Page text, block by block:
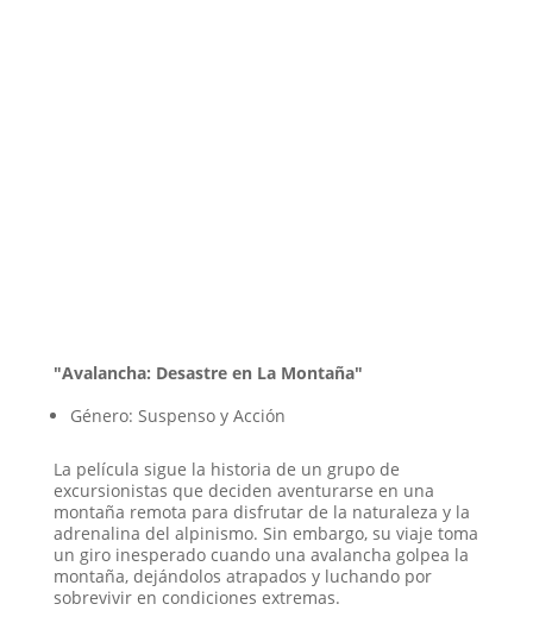
"Avalancha: Desastre en La Montaña"
Género: Suspenso y Acción
La película sigue la historia de un grupo de
excursionistas que deciden aventurarse en una
montaña remota para disfrutar de la naturaleza y la
adrenalina del alpinismo. Sin embargo, su viaje toma
un giro inesperado cuando una avalancha golpea la
montaña, dejándolos atrapados y luchando por
sobrevivir en condiciones extremas.